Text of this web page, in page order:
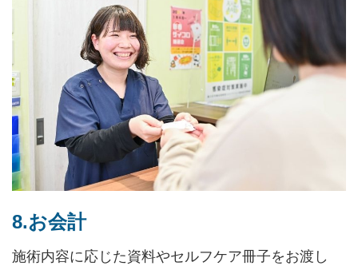
8.お会計
施術内容に応じた資料やセルフケア冊子をお渡し